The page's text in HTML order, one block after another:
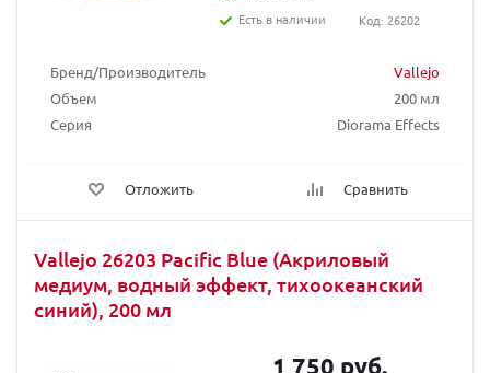
Бренд/Производитель
Vallejo
Объем
200 мл
Серия
Diorama Effects
Отложить Сравнить
Есть в наличии
Код: 26202
Vallejo 26203 Pacific Blue (Акриловый
медиум, водный эффект, тихоокеанский
синий), 200 мл
1 750 руб.